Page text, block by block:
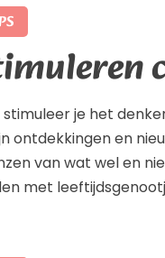
stimuleer je het
ontdekkingen en
van wat wel en
met